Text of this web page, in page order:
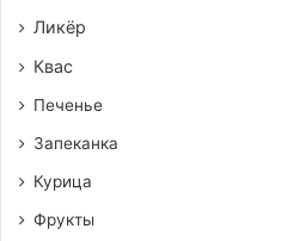
Ликёр
Квас
Печенье
Запеканка
Курица
Фрукты